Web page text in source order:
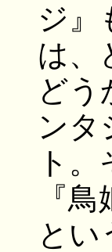
ジ』
は、
どう
ンタ
ト
『
とい